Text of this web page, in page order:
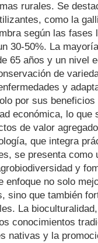
rurales. Se
como la
según las fases
30-50%. La
65 años y un nivel
de
y
por sus
económica, lo que
de valor
que integra
se presenta como
y
enfoque no solo
sino que también
La
conocimientos
nativas y la